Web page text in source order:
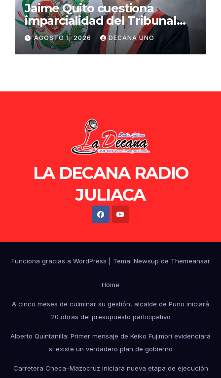
Jaime Quito cuestiona
imparcialidad del Tribunal
Constitucional tras liberación
de Ollanta Humala
AGOSTO 1, 2026 DECANA UNO
LA DECANA RADIO
JULIACA
Funciona gracias a WordPress Tema: Newsup de Themeansar
Home
A cinco meses de culminar su gestión, alcalde de Puno iniciará
20 obras del presupuesto participativo
Alberto Quintanilla: Primer mensaje de Keiko Fujimori evidenciará
si existe un verdadero plan de gobierno
Carretera Checa–Mazocruz iniciará nueva etapa de ejecución